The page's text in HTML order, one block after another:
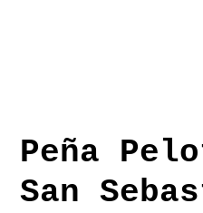
Peña
San